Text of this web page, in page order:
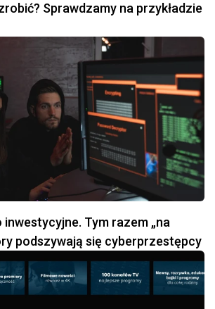
Sprawdzamy na przykładzie
Tym razem „na
podszywają się cyberprzestępcy